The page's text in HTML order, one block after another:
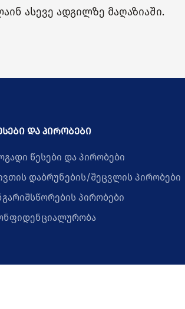
ასევე ადგილზე მაღაზიაში.
და პირობები
წესები და პირობები
დაბრუნების/შეცვლის პირობები
პირობები